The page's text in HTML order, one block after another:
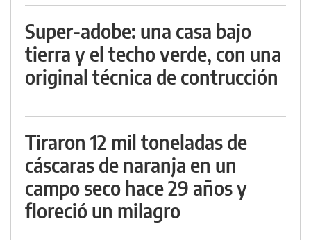
Super-adobe: una casa bajo
tierra y el techo verde, con una
original técnica de contrucción
Tiraron 12 mil toneladas de
cáscaras de naranja en un
campo seco hace 29 años y
floreció un milagro